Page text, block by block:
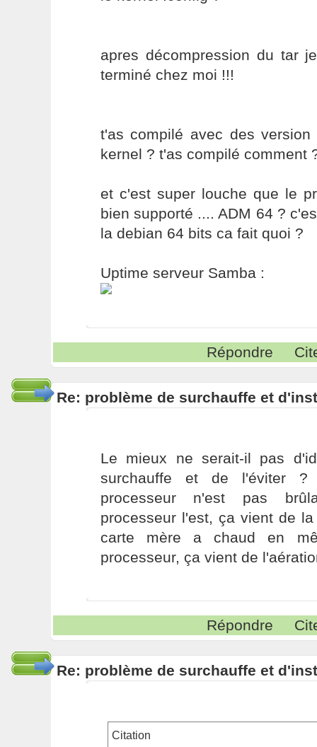
apres décompression du tar
terminé chez moi !!!
t'as compilé avec des
kernel ? t'as compilé comment
et c'est super louche que le
bien supporté .... ADM 64 ?
la debian 64 bits ca fait quoi ?
Uptime serveur Samba :
Répondre
Re: problème de surchauffe et
Le mieux ne serait-il pas
surchauffe et de l'éviter
processeur n'est pas
processeur l'est, ça vient de
carte mère a chaud en
processeur, ça vient de
Répondre
Re: problème de surchauffe et
Citation